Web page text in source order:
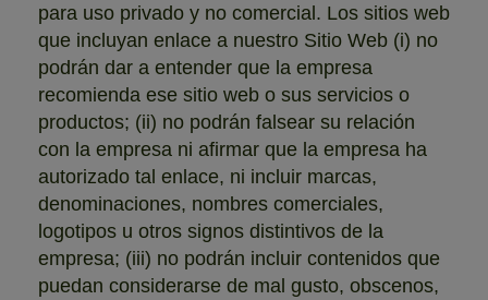
para uso privado y no comercial. Los sitios web
que incluyan enlace a nuestro Sitio Web (i) no
podrán dar a entender que la empresa
recomienda ese sitio web o sus servicios o
productos; (ii) no podrán falsear su relación
con la empresa ni afirmar que la empresa ha
autorizado tal enlace, ni incluir marcas,
denominaciones, nombres comerciales,
logotipos u otros signos distintivos de la
empresa; (iii) no podrán incluir contenidos que
puedan considerarse de mal gusto, obscenos,